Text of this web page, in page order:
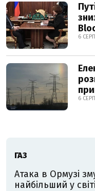
6
6
ГАЗ
Атака в Ормузі
найбільший у